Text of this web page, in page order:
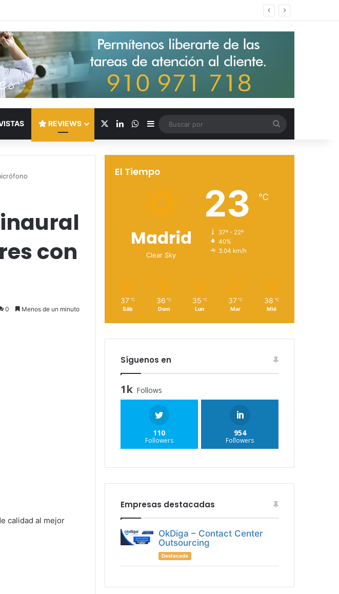
en Centroamérica dispara los salarios de entrada un 15%
REVIEWS LinkedInWhatsApp
Barra lateral
por
con
0 Menos de un minuto
calidad al mejor
El Tiempo
Madrid
Clear Sky
23 ℃
37º - 22º
40%
3.04 km/h
37 ℃
Sáb
36 ℃
Dom
35 ℃
Lun
37 ℃
Mar
38 ℃
Mié
Síguenos en
1k Follows
110
Followers
954
Followers
Empresas destacadas
OkDiga – Contact Center
Outsourcing
Destacada